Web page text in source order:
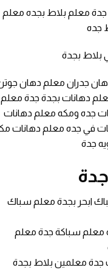
جدة معلم بلاط بجده معلم
جده
بلاط بجدة
جدران معلم دهان
دهانات بجدة جدة معلم
جده ومكه معلم دهانات
في جده معلم دهانات
جدة
ابحر بجدة معلم سباك
سباكة جدة معلم
جدة معلمين بلاط بجدة